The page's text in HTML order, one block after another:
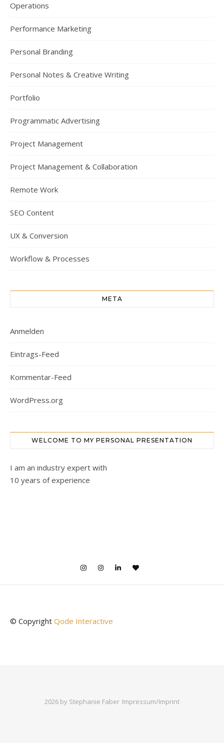
Operations
Performance Marketing
Personal Branding
Personal Notes & Creative Writing
Portfolio
Programmatic Advertising
Project Management
Project Management & Collaboration
Remote Work
SEO Content
UX & Conversion
Workflow & Processes
META
Anmelden
Eintrags-Feed
Kommentar-Feed
WordPress.org
WELCOME TO MY PERSONAL PRESENTATION
I am an industry expert with
10 years of experience
© Copyright Qode Interactive
2026 by Stephanie Faber Impressum/Imprint